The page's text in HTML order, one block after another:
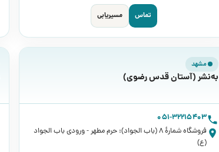
تماس مسیریابی
مشهد
به‌نشر (آستان قدس رضوی)
051-32215403
فروشگاه شمارۀ 8 (باب الجواد): حرم مطهر - ورودی باب الجواد
(ع)